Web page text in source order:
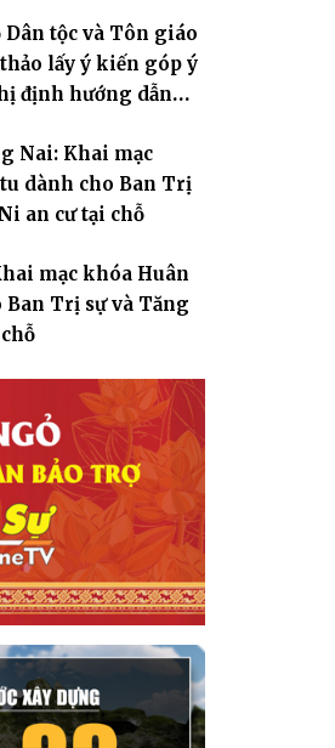
giả an cư tại chỗ khu vực
Ân Khải Tường.
Dân tộc và Tôn giáo
lấy ý kiến góp ý
định hướng dẫn
Nai: Khai mạc
dành cho Ban Trị
an cư tại chỗ
mạc khóa Huân
Ban Trị sự và Tăng